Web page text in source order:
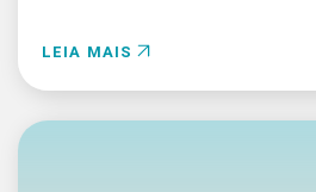
LEIA MAIS